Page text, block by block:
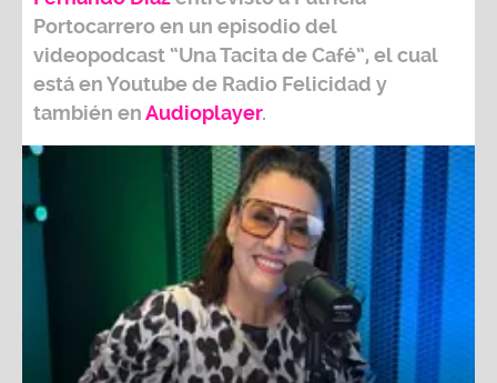
Portocarreroen un episodio del
videopodcast “Una Tacita de Café”, el cual
está en Youtube de Radio Felicidad y
también enAudioplayer.